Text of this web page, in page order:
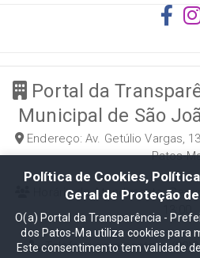
Portal da
Municipal de São
Endereço: Av. Getúlio Vargas,
Patos-
Horário de Atendimento:
13:00
Telefone para contato:
Política de Cookies,
Geral de Proteção
O(a) Portal da Transparência -
dos Patos-Ma utiliza cookies para
Este consentimento tem validade